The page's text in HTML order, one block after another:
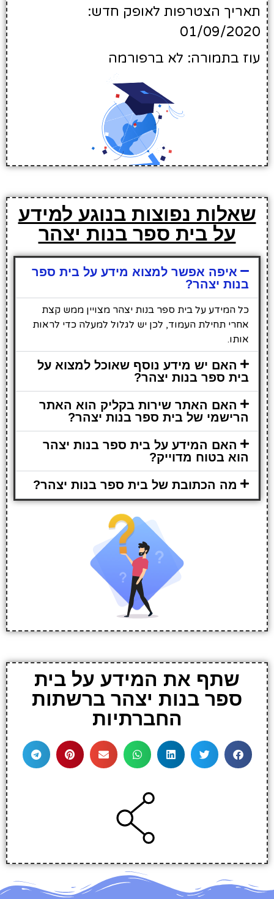
תאריך הצטרפות לאופק חדש:
01/09/2020
עוז בתמורה: לא ברפורמה
שאלות נפוצות בנוגע למידע
על בית ספר בנות יצהר
איפה אפשר למצוא מידע על בית ספר
בנות יצהר?
כל המידע על בית ספר בנות יצהר מצויין ממש קצת
אחרי תחילת העמוד, לכן יש לגלול למעלה כדי לראות
אותו.
האם יש מידע נוסף שאוכל למצוא על
בית ספר בנות יצהר?
האם האתר שירות בקליק הוא האתר
הרישמי של בית ספר בנות יצהר?
האם המידע על בית ספר בנות יצהר
הוא בטוח מדוייק?
מה הכתובת של בית ספר בנות יצהר?
שתף את המידע על בית
ספר בנות יצהר ברשתות
החברתיות